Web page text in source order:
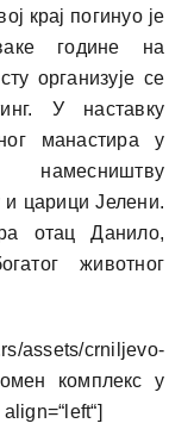
крај погинуо је
године на
организује се
У наставку
манастира у
намесништву
и царици Јелени.
отац Данило,
животног
assets/crniljevo-
комплекс у